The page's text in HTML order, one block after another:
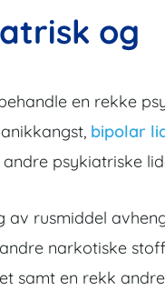
og
en rekke
bipolar
psykiatriske
rusmiddel
narkotiske
samt en rekk